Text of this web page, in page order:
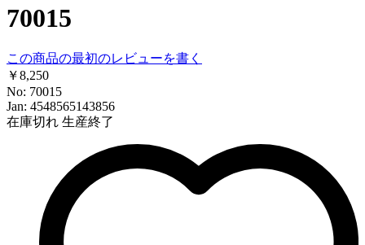
70015
この商品の最初のレビューを書く
￥8,250
No: 70015
Jan: 4548565143856
在庫切れ 生産終了